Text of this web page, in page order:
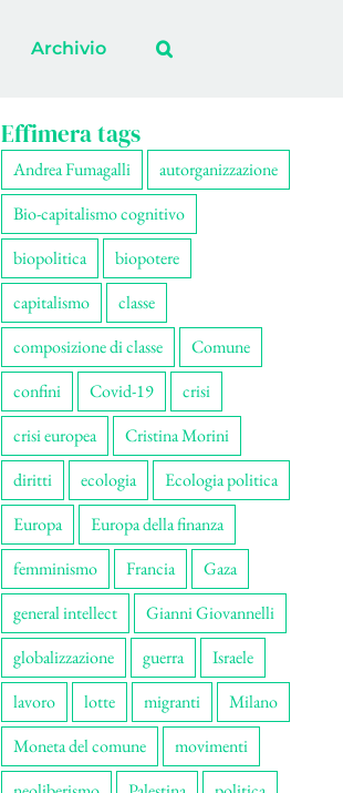
Archivio
Effimera tags
Andrea Fumagalli
autorganizzazione
Bio-capitalismo cognitivo
biopolitica
biopotere
capitalismo
classe
composizione di classe
Comune
confini
Covid-19
crisi
crisi europea
Cristina Morini
diritti
ecologia
Ecologia politica
Europa
Europa della finanza
femminismo
Francia
Gaza
general intellect
Gianni Giovannelli
globalizzazione
guerra
Israele
lavoro
lotte migranti
Milano
Moneta del comune
movimenti